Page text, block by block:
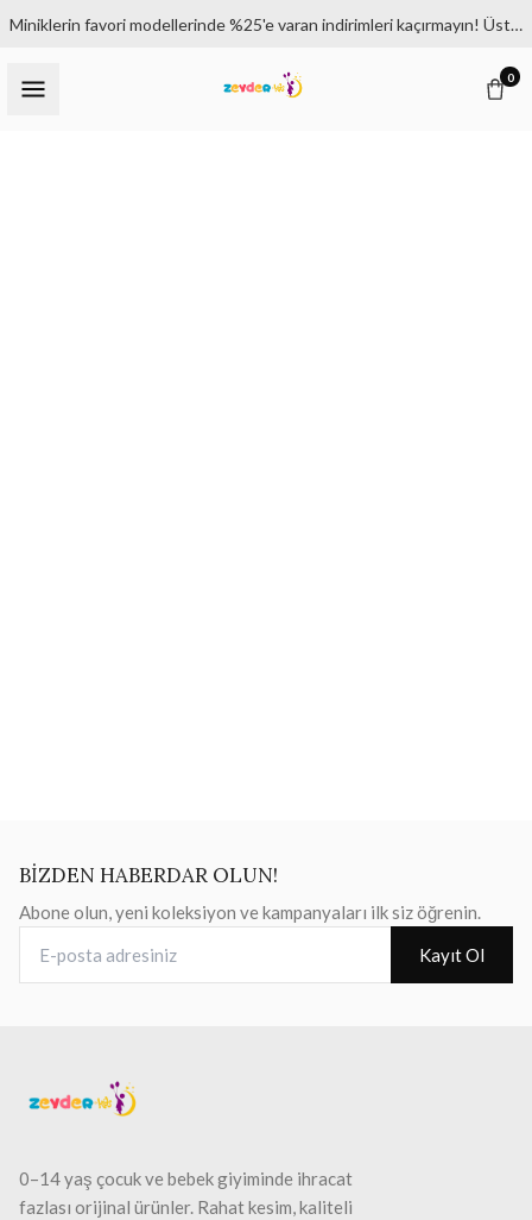
Miniklerin favori modellerinde %25'e varan indirimleri kaçırmayın! Üstelik 1500₺ ve üzeri siparişlerde kargo bedava.
0
BİZDEN HABERDAR OLUN!
Abone olun, yeni koleksiyon ve kampanyaları ilk siz öğrenin.
Kayıt Ol
0–14 yaş çocuk ve bebek giyiminde ihracat
fazlası orijinal ürünler. Rahat kesim, kaliteli